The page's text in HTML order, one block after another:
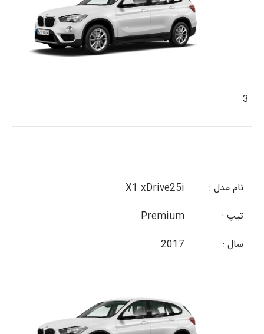
3
نام مدل :
X1 xDrive25i
تیپ :
Premium
سال :
2017